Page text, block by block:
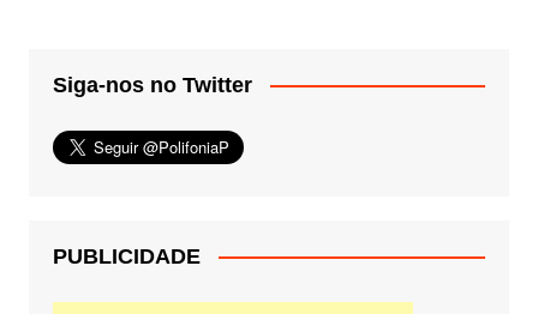
Siga-nos no Twitter
PUBLICIDADE